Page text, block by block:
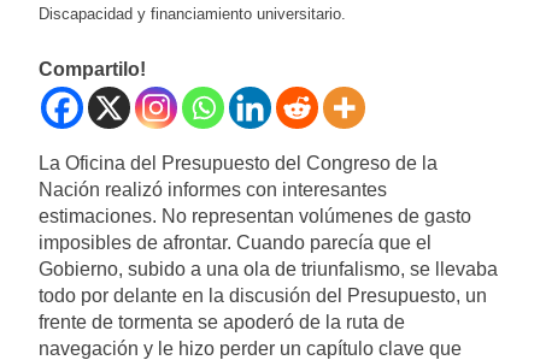
Discapacidad y financiamiento universitario.
Compartilo!
La Oficina del Presupuesto del Congreso de la
Nación realizó informes con interesantes
estimaciones. No representan volúmenes de gasto
imposibles de afrontar. Cuando parecía que el
Gobierno, subido a una ola de triunfalismo, se llevaba
todo por delante en la discusión del Presupuesto, un
frente de tormenta se apoderó de la ruta de
navegación y le hizo perder un capítulo clave que